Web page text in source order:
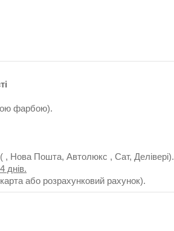
фарбою).
Нова Пошта, Автолюкс , Сат, Делівері).
днів.
або розрахунковий рахунок).